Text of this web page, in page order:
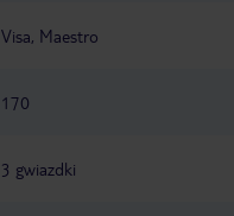
Visa, Maestro
170
3 gwiazdki